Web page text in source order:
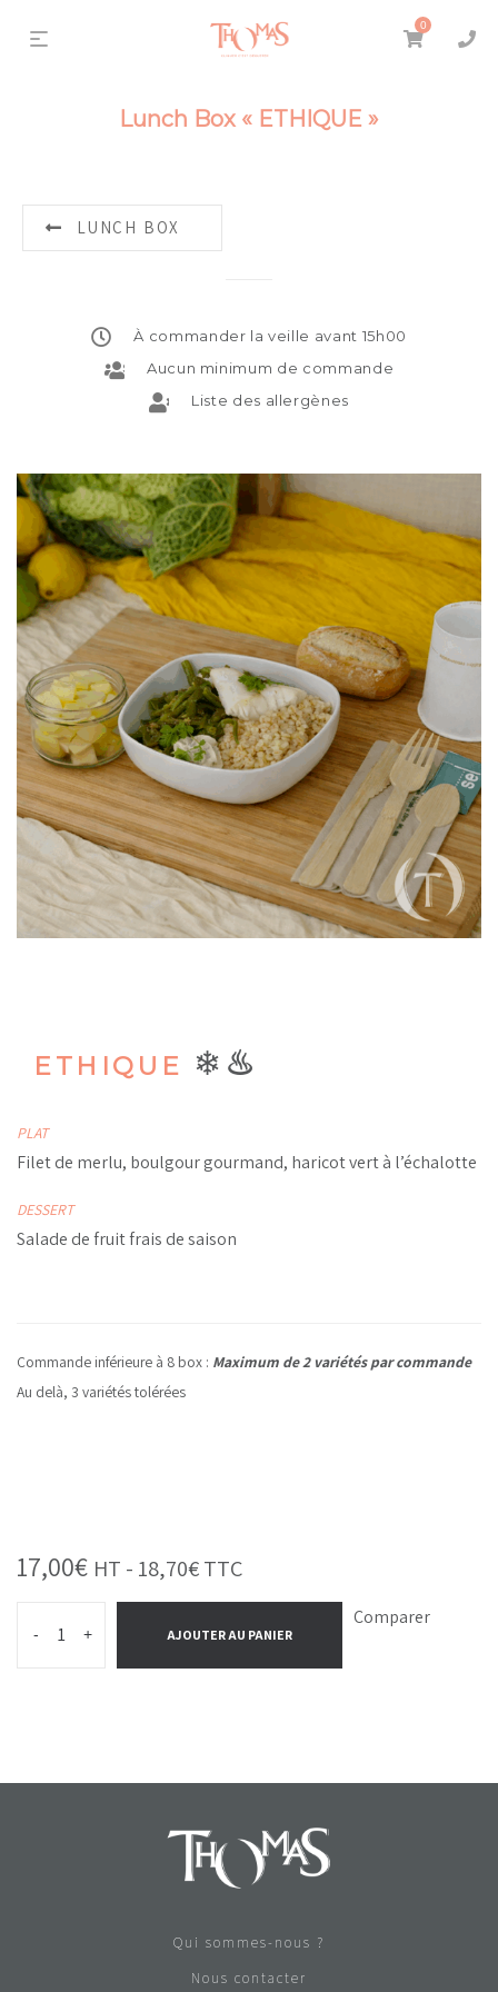
0
Lunch Box « ETHIQUE »
LUNCH BOX
À commander la veille avant 15h00
Aucun minimum de commande
Liste des allergènes
ETHIQUE ❄ ♨
PLAT
Filet de merlu, boulgour gourmand, haricot vert à l’échalotte
DESSERT
Salade de fruit frais de saison
Commande inférieure à 8 box : Maximum de 2 variétés par commande
Au delà, 3 variétés tolérées
17,00€ HT - 18,70€TTC
- + AJOUTER AU PANIER
Comparer
Qui sommes-nous ?
Nous contacter